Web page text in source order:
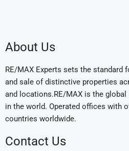
About Us
RE/MAX Experts sets the standard
and sale of distinctive properties
and locations.RE/MAX is the
in the world. Operated offices with
countries worldwide.
Contact Us